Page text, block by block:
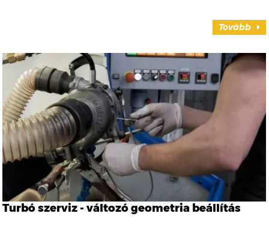
Tovább
Turbó szerviz - változó geometria beállítás